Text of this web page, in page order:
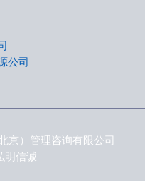
公司
京）管理咨询有限公司
明信诚